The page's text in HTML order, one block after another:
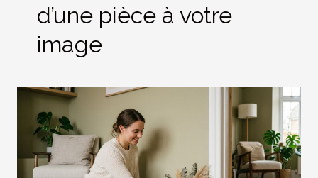
d’une pièce à votre
image